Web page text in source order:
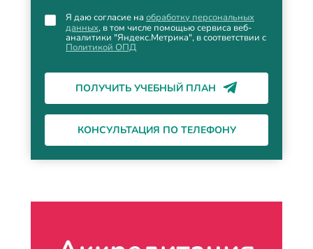
Я даю согласие на обработку персональных
данных, в том числе помощью сервиса веб-
аналитики "Яндекс.Метрика", в соответствии с
Политикой ОПД
ПОЛУЧИТЬ УЧЕБНЫЙ ПЛАН
КОНСУЛЬТАЦИЯ ПО ТЕЛЕФОНУ